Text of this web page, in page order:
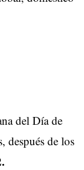
del Día de
después de los